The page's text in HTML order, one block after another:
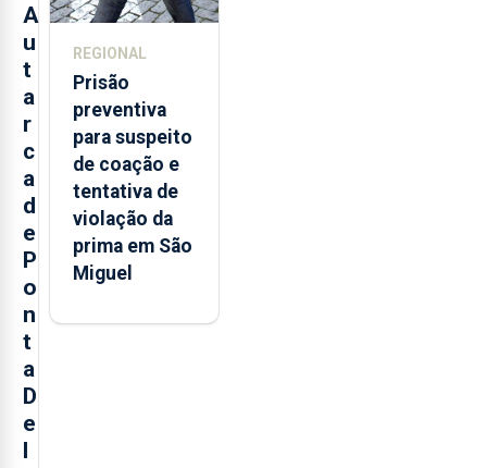
A
u
t
a
r
c
a
d
e
P
o
n
t
a
D
e
l
REGIONAL
Prisão
preventiva
para suspeito
de coação e
tentativa de
violação da
prima em São
Miguel